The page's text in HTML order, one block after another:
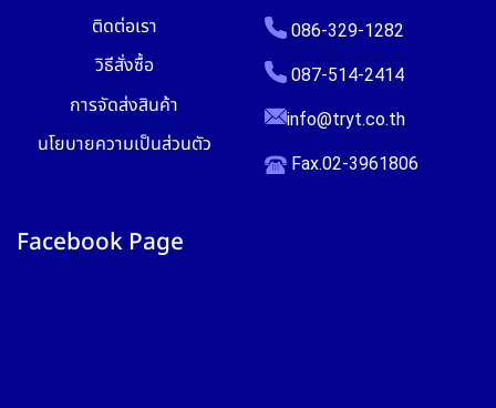
ติดต่อเรา
วิธีสั่งซื้อ
การจัดส่งสินค้า
นโยบายความเป็นส่วนตัว
086-329-1282
087-514-2414
info@tryt.co.th
Fax.02-3961806
Facebook Page